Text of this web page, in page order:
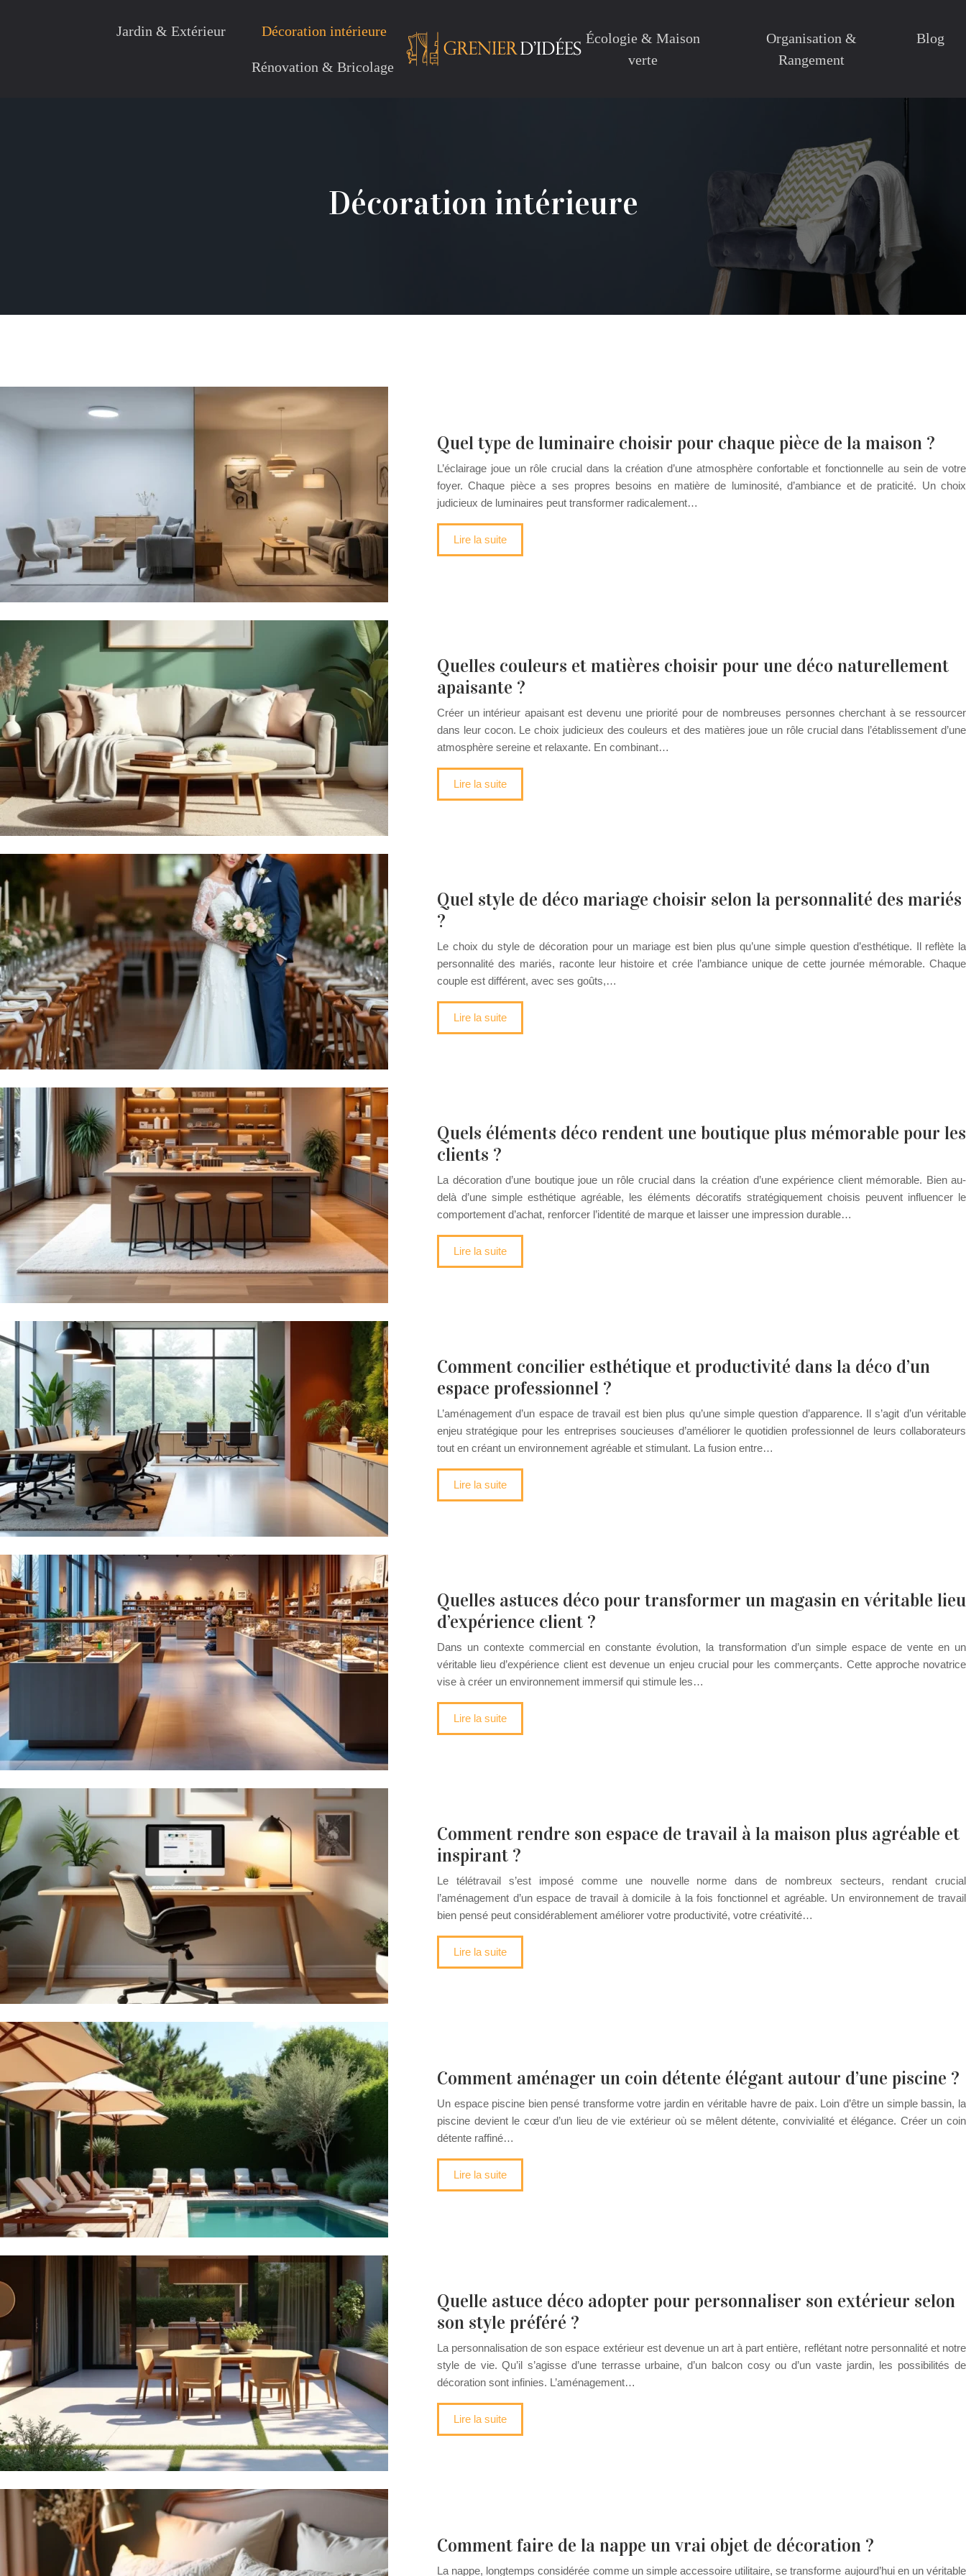
Décoration intérieure
Jardin & Extérieur
Rénovation & Bricolage
Écologie & Maison
verte
Organisation &
Rangement
Blog
Décoration intérieure
Quel type de luminaire choisir pour chaque pièce de la maison ?
L’éclairage joue un rôle crucial dans la création d’une atmosphère confortable et fonctionnelle au sein de votre
foyer. Chaque pièce a ses propres besoins en matière de luminosité, d’ambiance et de praticité. Un choix
judicieux de luminaires peut transformer radicalement…
Lire la suite
Quelles couleurs et matières choisir pour une déco naturellement
apaisante ?
Créer un intérieur apaisant est devenu une priorité pour de nombreuses personnes cherchant à se ressourcer
dans leur cocon. Le choix judicieux des couleurs et des matières joue un rôle crucial dans l’établissement d’une
atmosphère sereine et relaxante. En combinant…
Lire la suite
Quel style de déco mariage choisir selon la personnalité des mariés
?
Le choix du style de décoration pour un mariage est bien plus qu’une simple question d’esthétique. Il reflète la
personnalité des mariés, raconte leur histoire et crée l’ambiance unique de cette journée mémorable. Chaque
couple est différent, avec ses goûts,…
Lire la suite
Quels éléments déco rendent une boutique plus mémorable pour les
clients ?
La décoration d’une boutique joue un rôle crucial dans la création d’une expérience client mémorable. Bien au-
delà d’une simple esthétique agréable, les éléments décoratifs stratégiquement choisis peuvent influencer le
comportement d’achat, renforcer l’identité de marque et laisser une impression durable…
Lire la suite
Comment concilier esthétique et productivité dans la déco d’un
espace professionnel ?
L’aménagement d’un espace de travail est bien plus qu’une simple question d’apparence. Il s’agit d’un véritable
enjeu stratégique pour les entreprises soucieuses d’améliorer le quotidien professionnel de leurs collaborateurs
tout en créant un environnement agréable et stimulant. La fusion entre…
Lire la suite
Quelles astuces déco pour transformer un magasin en véritable lieu
d’expérience client ?
Dans un contexte commercial en constante évolution, la transformation d’un simple espace de vente en un
véritable lieu d’expérience client est devenue un enjeu crucial pour les commerçants. Cette approche novatrice
vise à créer un environnement immersif qui stimule les…
Lire la suite
Comment rendre son espace de travail à la maison plus agréable et
inspirant ?
Le télétravail s’est imposé comme une nouvelle norme dans de nombreux secteurs, rendant crucial
l’aménagement d’un espace de travail à domicile à la fois fonctionnel et agréable. Un environnement de travail
bien pensé peut considérablement améliorer votre productivité, votre créativité…
Lire la suite
Comment aménager un coin détente élégant autour d’une piscine ?
Un espace piscine bien pensé transforme votre jardin en véritable havre de paix. Loin d’être un simple bassin, la
piscine devient le cœur d’un lieu de vie extérieur où se mêlent détente, convivialité et élégance. Créer un coin
détente raffiné…
Lire la suite
Quelle astuce déco adopter pour personnaliser son extérieur selon
son style préféré ?
La personnalisation de son espace extérieur est devenue un art à part entière, reflétant notre personnalité et notre
style de vie. Qu’il s’agisse d’une terrasse urbaine, d’un balcon cosy ou d’un vaste jardin, les possibilités de
décoration sont infinies. L’aménagement…
Lire la suite
Comment faire de la nappe un vrai objet de décoration ?
La nappe, longtemps considérée comme un simple accessoire utilitaire, se transforme aujourd’hui en un véritable